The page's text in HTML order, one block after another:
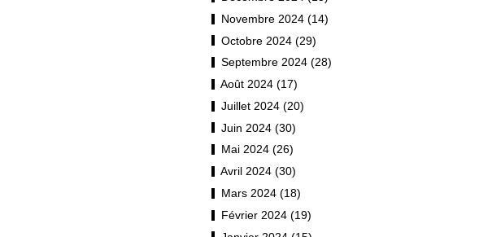
Novembre 2024 (14)
Octobre 2024 (29)
Septembre 2024 (28)
Août 2024 (17)
Juillet 2024 (20)
Juin 2024 (30)
Mai 2024 (26)
Avril 2024 (30)
Mars 2024 (18)
Février 2024 (19)